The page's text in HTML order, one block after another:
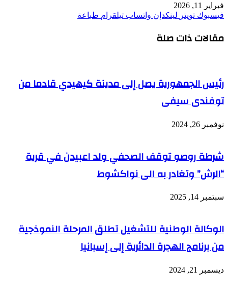
فبراير 11, 2026
فيسبوك تويتر لينكدإن واتساب تيلقرام طباعة
مقالات ذات صلة
رئيس الجمهورية يصل إلى مدينة كيهيدي قادما من
توفندى سيفى
نوفمبر 26, 2024
شرطة روصو توقف الصحفي ولد اعبيدن في قرية
“الرش” وتغادر به الى نواكشوط
سبتمبر 14, 2025
الوكالة الوطنية للتشغيل تطلق المرحلة النموذجية
من برنامج الهجرة الدائرية إلى إسبانيا
ديسمبر 21, 2024